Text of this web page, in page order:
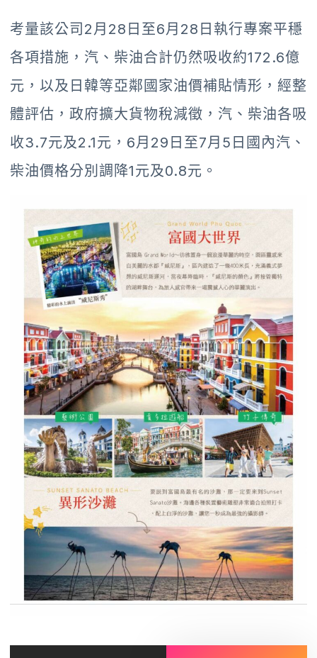
考量該公司2月28日至6月28日執行專案平穩
各項措施，汽、柴油合計仍然吸收約172.6億
元，以及日韓等亞鄰國家油價補貼情形，經整
體評估，政府擴大貨物稅減徵，汽、柴油各吸
收3.7元及2.1元，6月29日至7月5日國內汽、
柴油價格分別調降1元及0.8元。